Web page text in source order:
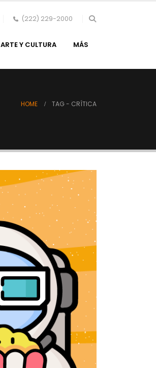
(222) 229-2000
ARTE Y CULTURA MÁS
HOME TAG - CRÍTICA